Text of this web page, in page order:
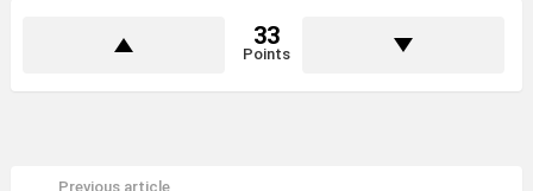
33
Points
Previous article